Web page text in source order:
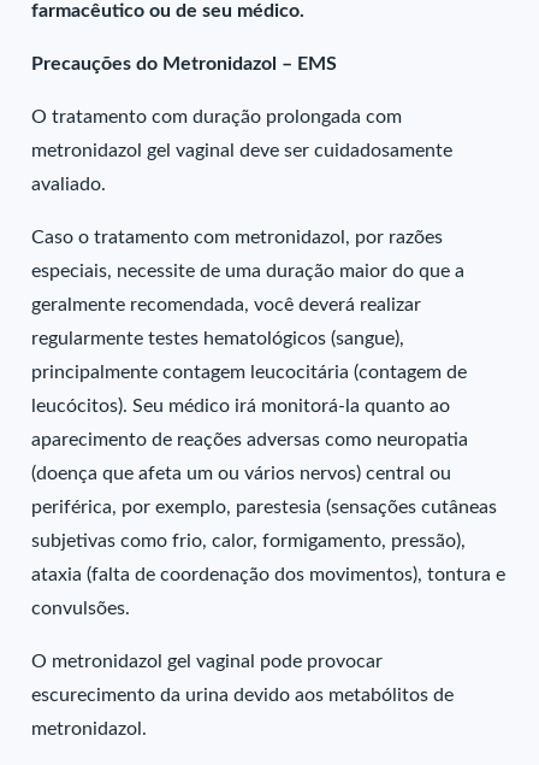
farmacêutico ou de seu médico.
Precauções do Metronidazol – EMS
O tratamento com duração prolongada com
metronidazol gel vaginal deve ser cuidadosamente
avaliado.
Caso o tratamento com metronidazol, por razões
especiais, necessite de uma duração maior do que a
geralmente recomendada, você deverá realizar
regularmente testes hematológicos (sangue),
principalmente contagem leucocitária (contagem de
leucócitos). Seu médico irá monitorá-la quanto ao
aparecimento de reações adversas como neuropatia
(doença que afeta um ou vários nervos) central ou
periférica, por exemplo, parestesia (sensações cutâneas
subjetivas como frio, calor, formigamento, pressão),
ataxia (falta de coordenação dos movimentos), tontura e
convulsões.
O metronidazol gel vaginal pode provocar
escurecimento da urina devido aos metabólitos de
metronidazol.